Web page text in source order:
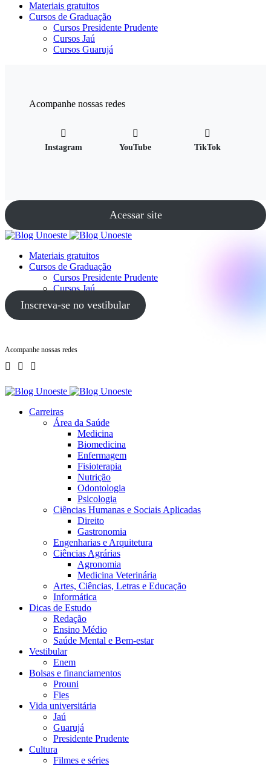
Materiais gratuitos
Cursos de Graduação
Cursos Presidente Prudente
Cursos Jaú
Cursos Guarujá
Acompanhe nossas redes
Instagram YouTube TikTok
Acessar site
Materiais gratuitos
Cursos de Graduação
Cursos Presidente Prudente
Cursos Jaú
Cursos Guarujá
Inscreva-se no vestibular
Acompanhe nossas redes
Carreiras
Área da Saúde
Medicina
Biomedicina
Enfermagem
Fisioterapia
Nutrição
Odontologia
Psicologia
Ciências Humanas e Sociais Aplicadas
Direito
Gastronomia
Engenharias e Arquitetura
Ciências Agrárias
Agronomia
Medicina Veterinária
Artes, Ciências, Letras e Educação
Informática
Dicas de Estudo
Redação
Ensino Médio
Saúde Mental e Bem-estar
Vestibular
Enem
Bolsas e financiamentos
Prouni
Fies
Vida universitária
Jaú
Guarujá
Presidente Prudente
Cultura
Filmes e séries